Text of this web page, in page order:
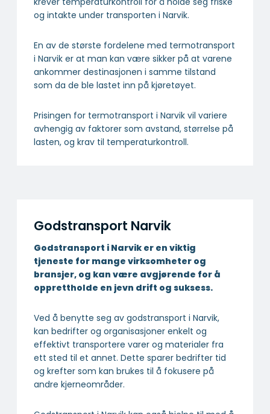
og intakte under transporten i Narvik.
En av de største fordelene med termotransport
i Narvik er at man kan være sikker på at varene
ankommer destinasjonen i samme tilstand
som da de ble lastet inn på kjøretøyet.
Prisingen for termotransport i Narvik vil variere
avhengig av faktorer som avstand, størrelse på
lasten, og krav til temperaturkontroll.
Godstransport Narvik
Godstransport i Narvik er en viktig
tjeneste for mange virksomheter og
bransjer, og kan være avgjørende for å
opprettholde en jevn drift og suksess.
Ved å benytte seg av godstransport i Narvik,
kan bedrifter og organisasjoner enkelt og
effektivt transportere varer og materialer fra
ett sted til et annet. Dette sparer bedrifter tid
og krefter som kan brukes til å fokusere på
andre kjerneområder.